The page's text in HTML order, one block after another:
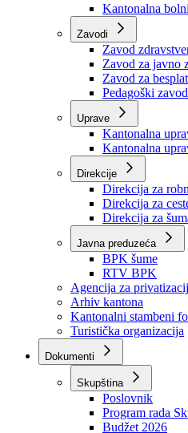
Ustanove
Centar za
Dom za stara i
Kantonalna
Zavodi
Zavod
Zavod za javno
Zavod za
Pedagoški zavod
Kantonalna
Kantonalna
Direkcije
Direkcija za
Direkcija za ceste
Direkcija za
Javna preduzeća
BPK šume
RTV BPK
Agencija za privatizaciju
Arhiv kantona
Kantonalni stambeni
Turistička organizacija
Dokumenti
Skupština